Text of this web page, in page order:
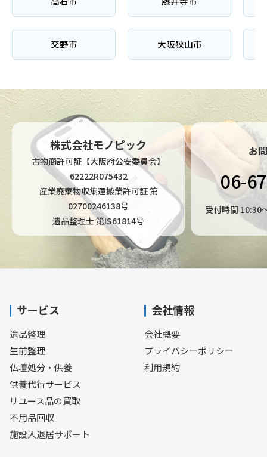
交野市 大阪狭山市
株式会社モノピック
古物商許可証【大阪府公安委員会】
62222R075432
産業廃棄物収集運搬業許可証 第
02700246138号
遺品整理士 第IS61814号
お
06-
受付時間 10:30
サービス
遺品整理
生前整理
仏壇処分・供養
供養代行サービス
リユース品の買取
不用品回収
施設入退居サポート
会社情報
会社概要
プライバシーポリシー
利用規約